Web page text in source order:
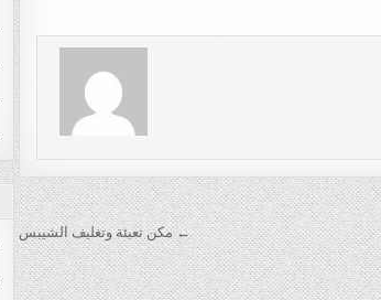
← مكن تعبئة وتغليف الشيبس